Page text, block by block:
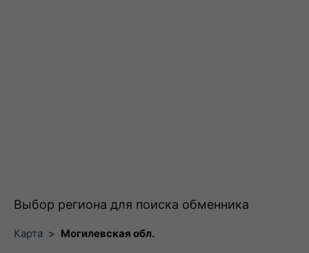
Выбор региона для поиска обменника
Карта > Могилевская обл.